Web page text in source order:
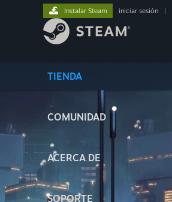
TIENDA
COMUNIDAD
ACERCA DE
SOPORTE
Instalar Steam iniciar sesión